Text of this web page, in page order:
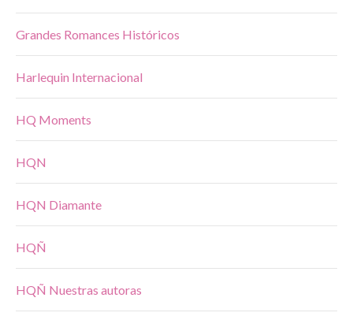
Grandes Romances Históricos
Harlequin Internacional
HQ Moments
HQN
HQN Diamante
HQÑ
HQÑ Nuestras autoras